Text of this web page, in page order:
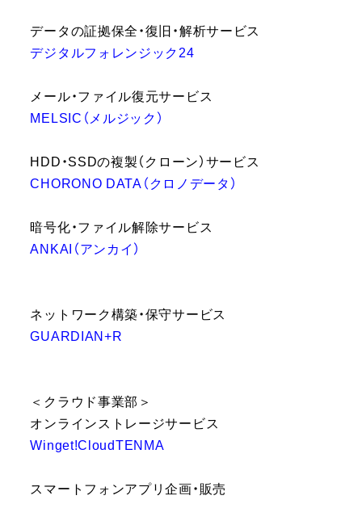
データの証拠保全・復旧・解析サービス
デジタルフォレンジック24
メール・ファイル復元サービス
MELSIC（メルジック）
HDD・SSDの複製（クローン）サービス
CHORONO DATA（クロノデータ）
暗号化・ファイル解除サービス
ANKAI（アンカイ）
ネットワーク構築・保守サービス
GUARDIAN+R
＜クラウド事業部＞
オンラインストレージサービス
Winget!CloudTENMA
スマートフォンアプリ企画・販売